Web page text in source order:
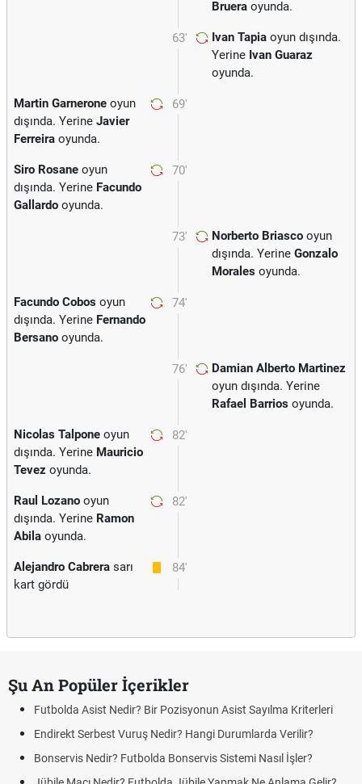
Bruera oyunda.
63' Ivan Tapia oyun dışında.
Yerine Ivan Guaraz
oyunda.
69'
Martin Garnerone oyun
dışında. Yerine Javier
Ferreira oyunda.
70'
Siro Rosane oyun
dışında. Yerine Facundo
Gallardo oyunda.
73' Norberto Briasco oyun
dışında. Yerine Gonzalo
Morales oyunda.
74'
Facundo Cobos oyun
dışında. Yerine Fernando
Bersano oyunda.
76'
Damian Alberto Martinez
oyun dışında. Yerine
Rafael Barrios oyunda.
82'
Nicolas Talpone oyun
dışında. Yerine Mauricio
Tevez oyunda.
82'
Raul Lozano oyun
dışında. Yerine Ramon
Abila oyunda.
84'
Alejandro Cabrera sarı
kart gördü
Şu An Popüler İçerikler
Futbolda Asist Nedir? Bir Pozisyonun Asist Sayılma Kriterleri
Endirekt Serbest Vuruş Nedir? Hangi Durumlarda Verilir?
Bonservis Nedir? Futbolda Bonservis Sistemi Nasıl İşler?